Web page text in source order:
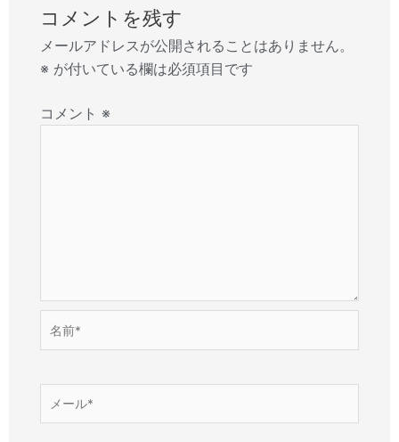
コメントを残す
メールアドレスが公開されることはありません。
※ が付いている欄は必須項目です
コメント ※